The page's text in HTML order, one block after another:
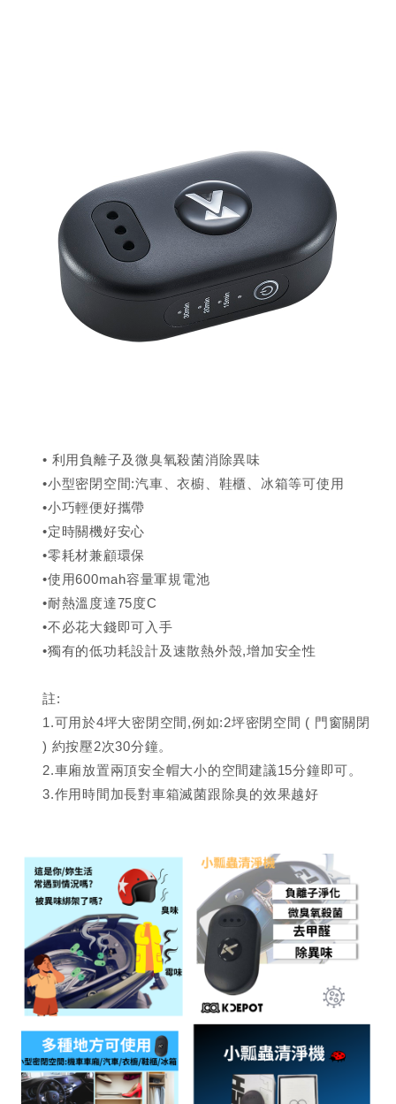
• 利用負離子及微臭氧殺菌消除異味
•小型密閉空間:汽車、衣櫥、鞋櫃、冰箱等可使用
•小巧輕便好攜帶
•定時關機好安心
•零耗材兼顧環保
•使用600mah容量軍規電池
•耐熱溫度達75度C
•不必花大錢即可入手
•獨有的低功耗設計及速散熱外殼,增加安全性
註:
1.可用於4坪大密閉空間,例如:2坪密閉空間 ( 門窗關閉
) 約按壓2次30分鐘。
2.車廂放置兩頂安全帽大小的空間建議15分鐘即可。
3.作用時間加長對車箱滅菌跟除臭的效果越好